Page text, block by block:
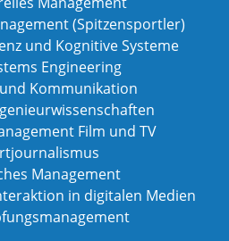
(Spitzensportler)
und Kognitive Systeme
Engineering
Kommunikation
Film und TV
Management
in digitalen Medien